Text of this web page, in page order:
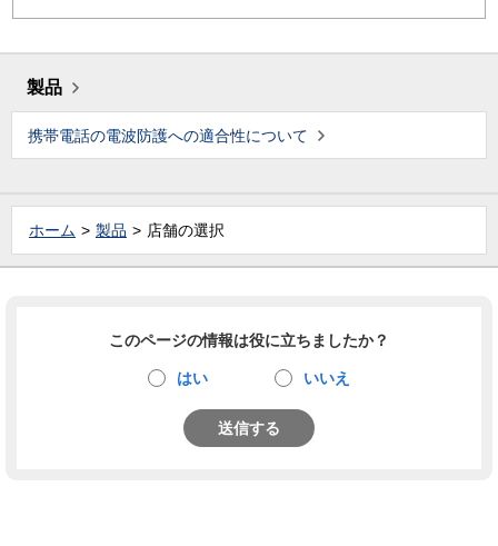
製品
携帯電話の電波防護への適合性について
ホーム 製品 店舗の選択
このページの情報は役に立ちましたか？
はい いいえ
送信する